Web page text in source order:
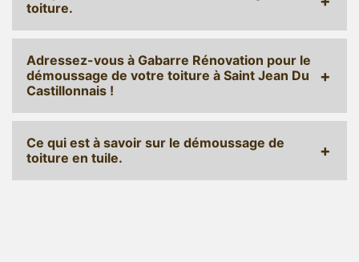
toiture.
Adressez-vous à Gabarre Rénovation pour le
démoussage de votre toiture à Saint Jean Du
Castillonnais !
Ce qui est à savoir sur le démoussage de
toiture en tuile.